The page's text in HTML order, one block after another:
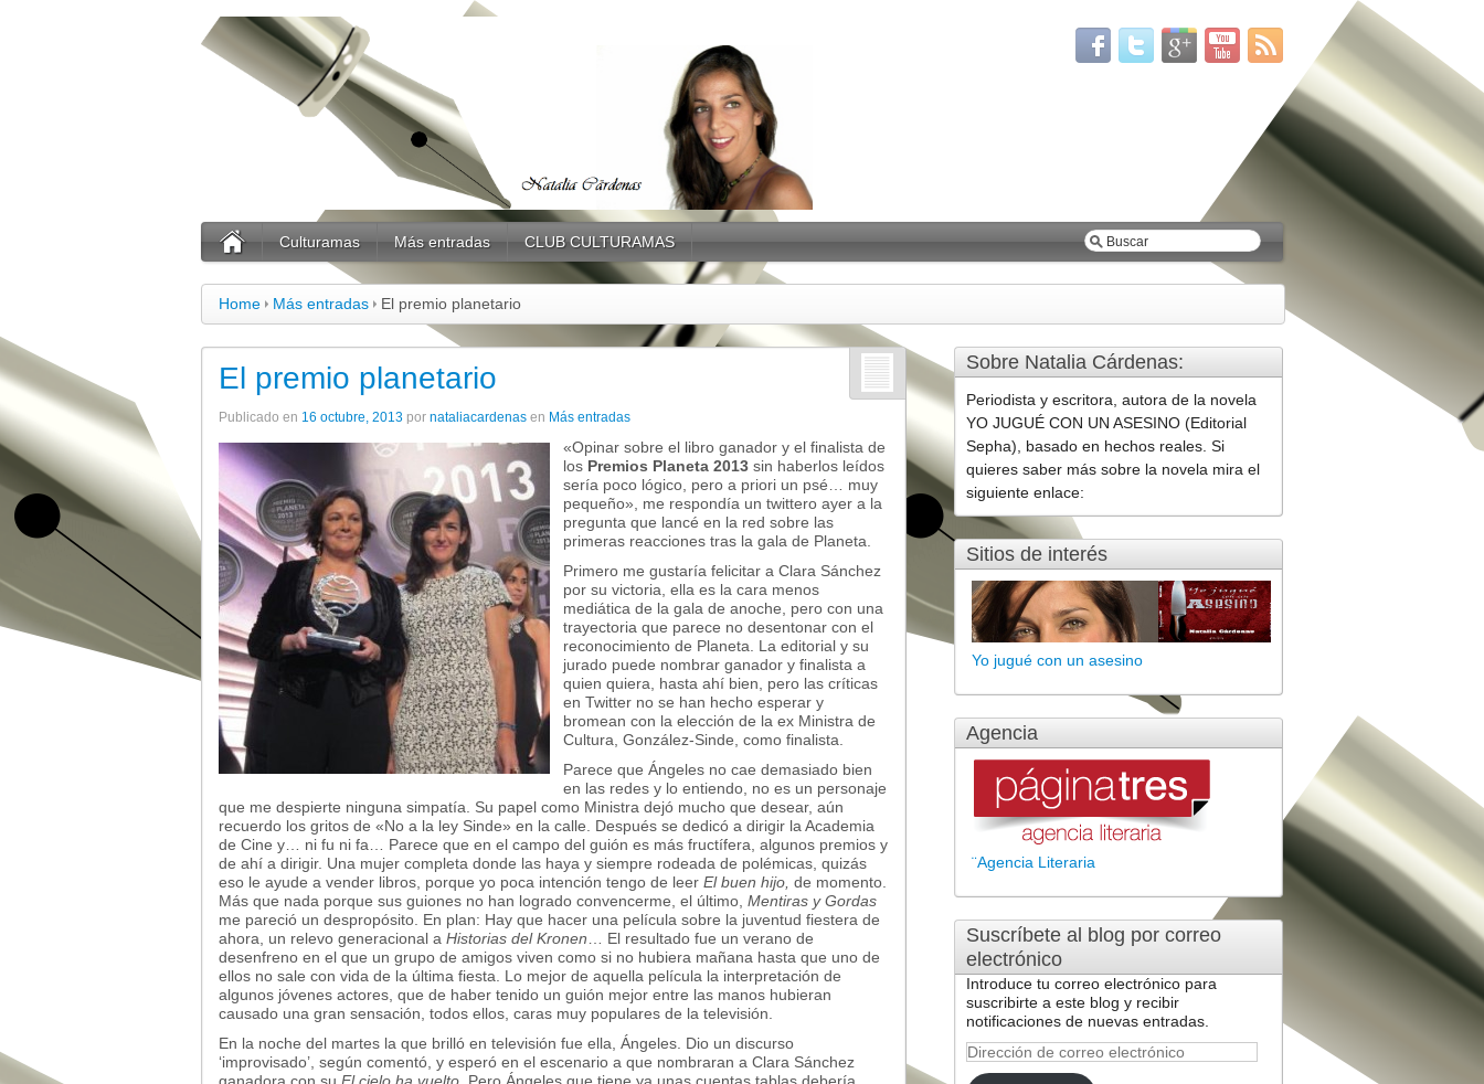
Culturamas Más entradas CLUB CULTURAMAS
Home Más entradas El premio planetario
El premio planetario
Publicado en 16 octubre, 2013 por nataliacardenas en Más entradas
«Opinar sobre el libro ganador y el finalista de
los Premios Planeta 2013 sin haberlos leídos
sería poco lógico, pero a priori un psé… muy
pequeño», me respondía un twittero ayer a la
pregunta que lancé en la red sobre las
primeras reacciones tras la gala de Planeta.
Primero me gustaría felicitar a Clara Sánchez
por su victoria, ella es la cara menos
mediática de la gala de anoche, pero con una
trayectoria que parece no desentonar con el
reconocimiento de Planeta. La editorial y su
jurado puede nombrar ganador y finalista a
quien quiera, hasta ahí bien, pero las críticas
en Twitter no se han hecho esperar y
bromean con la elección de la ex Ministra de
Cultura, González-Sinde, como finalista.
Parece que Ángeles no cae demasiado bien
en las redes y lo entiendo, no es un personaje
que me despierte ninguna simpatía. Su papel como Ministra dejó mucho que desear, aún
recuerdo los gritos de «No a la ley Sinde» en la calle. Después se dedicó a dirigir la Academia
de Cine y… ni fu ni fa… Parece que en el campo del guión es más fructífera, algunos premios y
de ahí a dirigir. Una mujer completa donde las haya y siempre rodeada de polémicas, quizás
eso le ayude a vender libros, porque yo poca intención tengo de leer El buen hijo, de momento.
Más que nada porque sus guiones no han logrado convencerme, el último, Mentiras y Gordas
me pareció un despropósito. En plan: Hay que hacer una película sobre la juventud fiestera de
ahora, un relevo generacional a Historias del Kronen … El resultado fue un verano de
desenfreno en el que un grupo de amigos viven como si no hubiera mañana hasta que uno de
ellos no sale con vida de la última fiesta. Lo mejor de aquella película la interpretación de
algunos jóvenes actores, que de haber tenido un guión mejor entre las manos hubieran
causado una gran sensación, todos ellos, caras muy populares de la televisión.
En la noche del martes la que brilló en televisión fue ella, Ángeles. Dio un discurso
‘improvisado’, según comentó, y esperó en el escenario a que nombraran a Clara Sánchez
Sobre Natalia Cárdenas:
Periodista y escritora, autora de la novela
YO JUGUÉ CON UN ASESINO (Editorial
Sepha), basado en hechos reales. Si
quieres saber más sobre la novela mira el
siguiente enlace:
Sitios de interés
Yo jugué con un asesino
Agencia
¨Agencia Literaria
Suscríbete al blog por correo
electrónico
Introduce tu correo electrónico para
suscribirte a este blog y recibir
notificaciones de nuevas entradas.
Dirección
de